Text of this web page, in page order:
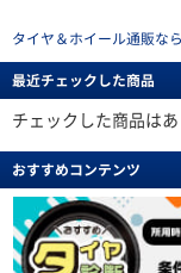
タイヤ＆ホイール通販な
最近チェックした商品
チェックした商品はあ
おすすめコンテンツ